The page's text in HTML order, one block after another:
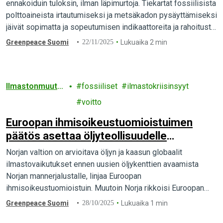
ennakoiduin tuloksin, ilman läpimurtoja. Tiekartat fossiilisista
polttoaineista irtautumiseksi ja metsäkadon pysäyttämiseksi
jäivät sopimatta ja sopeutumisen indikaattoreita ja rahoitusta
koskevat päätökset heikoiksi.
Greenpeace Suomi 22/11/2025 Lukuaika 2 min
Ilmastonmuuto
fossiiliset
ilmastokriisinsyyt
voitto
Euroopan ihmisoikeustuomioistuimen
päätös asettaa öljyteollisuudelle
ilmastorajat
Norjan valtion on arvioitava öljyn ja kaasun globaalit
ilmastovaikutukset ennen uusien öljykenttien avaamista
Norjan mannerjalustalle, linjaa Euroopan
ihmisoikeustuomioistuin. Muutoin Norja rikkoisi Euroopan
ihmisoikeussopimuksesta johtuvia velvoitteitaan. Tuomio luo
Greenpeace Suomi 28/10/2025 Lukuaika 1 min